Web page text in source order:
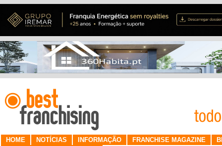
HOME NOTÍCIAS INFORMAÇÃO FRANCHISE MAGAZINE